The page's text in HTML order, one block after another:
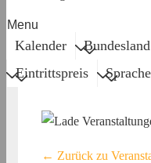
Menu
Kalender Bundesland
Eintrittspreis
Sprache
← Zurück zu